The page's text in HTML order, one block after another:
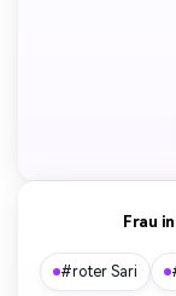
Frau
#roter Sari